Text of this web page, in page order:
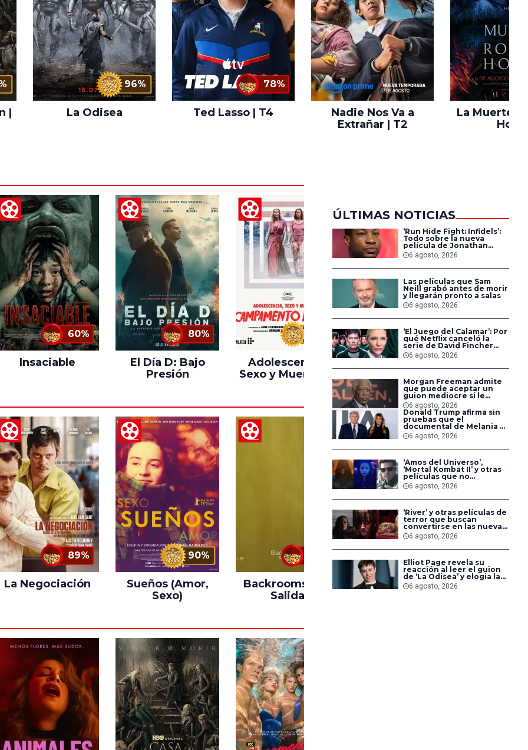
|
96%
La Odisea
78%
Ted Lasso | T4
Nadie Nos Va a
Extrañar | T2
La Muerte
Hood
60%
Insaciable
80%
El Día D: Bajo
Presión
Adolescencia,
Sexo y Muerte en
90%
Pinocchio
89%
La Negociación
90%
Sueños (Amor,
Sexo)
Backrooms: Sin
Salida
Hasta el Fin del
ÚLTIMAS NOTICIAS
‘Run Hide Fight: Infidels’:
Todo sobre la nueva
película de Jonathan
Majors en la que lucha
contra islamistas
radicales
6 agosto, 2026
Las películas que Sam
Neill grabó antes de morir
y llegarán pronto a salas
6 agosto, 2026
‘El Juego del Calamar’: Por
qué Netflix canceló la
serie de David Fincher
que iba a ubicarse en
Estados Unidos
6 agosto, 2026
Morgan Freeman admite
que puede aceptar un
guion mediocre si le
pagan lo suficiente
6 agosto, 2026
Donald Trump afirma sin
pruebas que el
documental de Melania es
‘la película número uno
del año’
6 agosto, 2026
‘Amos del Universo’,
‘Mortal Kombat II’ y otras
películas que no
dominaron la taquilla
pero triunfaron en
streaming
6 agosto, 2026
‘River’ y otras películas de
terror que buscan
convertirse en las nuevas
‘Obsession’ y ‘Backrooms’
6 agosto, 2026
Elliot Page revela su
reacción al leer el guion
de ‘La Odisea’ y elogia la
forma de dirigir de
Christopher Nolan
6 agosto, 2026